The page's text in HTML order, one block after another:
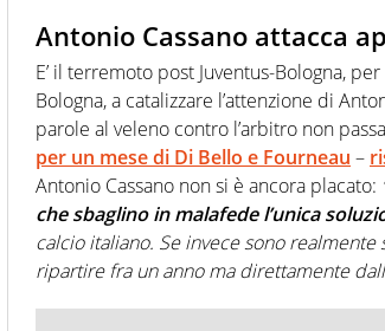
Antonio Cassano attacca
E’ il terremoto post Juventus-Bologna,
Bologna, a catalizzare l’attenzione di
parole al veleno contro l’arbitro non
per un mese di Di Bello e Fourneau –
Antonio Cassano non si è ancora placato:
che sbaglino in malafede l’unica
calcio italiano. Se invece sono
ripartire fra un anno ma direttamente